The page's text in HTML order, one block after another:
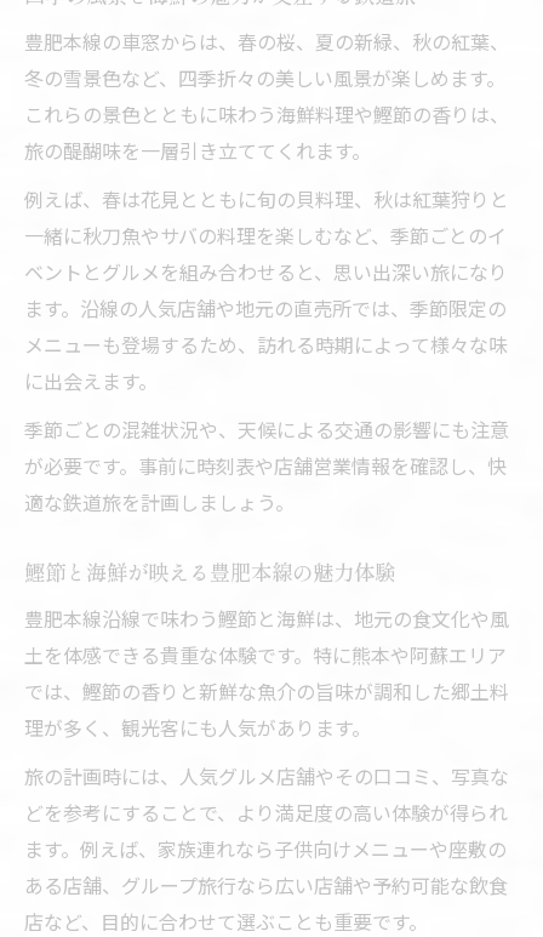
豊肥本線の車窓からは、春の桜、夏の新緑、秋の紅葉、
冬の雪景色など、四季折々の美しい風景が楽しめます。
これらの景色とともに味わう海鮮料理や鰹節の香りは、
旅の醍醐味を一層引き立ててくれます。
例えば、春は花見とともに旬の貝料理、秋は紅葉狩りと
一緒に秋刀魚やサバの料理を楽しむなど、季節ごとのイ
ベントとグルメを組み合わせると、思い出深い旅になり
ます。沿線の人気店舗や地元の直売所では、季節限定の
メニューも登場するため、訪れる時期によって様々な味
に出会えます。
季節ごとの混雑状況や、天候による交通の影響にも注意
が必要です。事前に時刻表や店舗営業情報を確認し、快
適な鉄道旅を計画しましょう。
鰹節と海鮮が映える豊肥本線の魅力体験
豊肥本線沿線で味わう鰹節と海鮮は、地元の食文化や風
土を体感できる貴重な体験です。特に熊本や阿蘇エリア
では、鰹節の香りと新鮮な魚介の旨味が調和した郷土料
理が多く、観光客にも人気があります。
旅の計画時には、人気グルメ店舗やその口コミ、写真な
どを参考にすることで、より満足度の高い体験が得られ
ます。例えば、家族連れなら子供向けメニューや座敷の
ある店舗、グループ旅行なら広い店舗や予約可能な飲食
店など、目的に合わせて選ぶことも重要です。